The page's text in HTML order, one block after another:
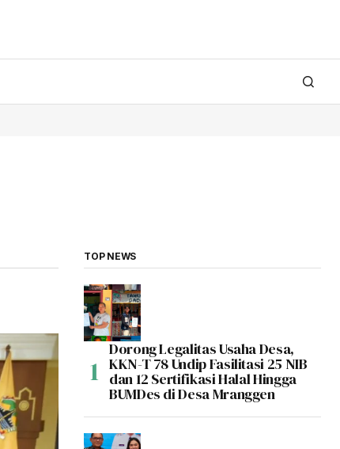
TOP NEWS
Dorong Legalitas Usaha Desa,
KKN-T 78 Undip Fasilitasi 25 NIB
dan 12 Sertifikasi Halal Hingga
BUMDes di Desa Mranggen